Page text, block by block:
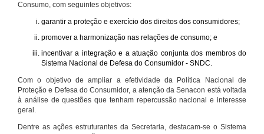
Consumo, com seguintes objetivos:
garantir a proteção e exercício dos direitos dos consumidores;
promover a harmonização nas relações de consumo; e
incentivar a integração e a atuação conjunta dos membros do
Sistema Nacional de Defesa do Consumidor - SNDC.
Com o objetivo de ampliar a efetividade da Política Nacional de
Proteção e Defesa do Consumidor, a atenção da Senacon está voltada
à análise de questões que tenham repercussão nacional e interesse
geral.
Dentre as ações estruturantes da Secretaria, destacam-se o Sistema